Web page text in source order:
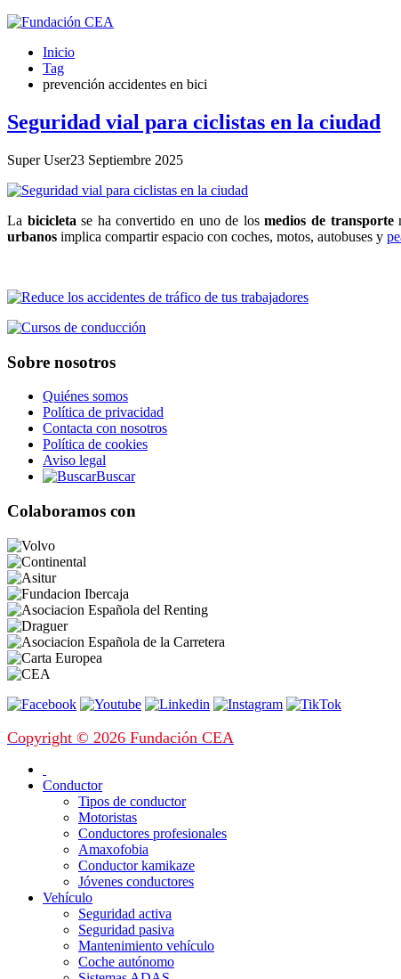
Inicio
Tag
prevención accidentes en bici
Seguridad vial para ciclistas en la ciudad
Super User23 Septiembre 2025
La bicicleta se ha convertido en uno de losmedios de transporte
urbanos implica compartir espacio con coches, motos, autobuses y
Sobre nosotros
Quiénes somos
Política de privacidad
Contacta con nosotros
Política de cookies
Aviso legal
Buscar
Colaboramos con
Copyright © 2026 Fundación CEA
Conductor
Tipos de conductor
Motoristas
Conductores profesionales
Amaxofobia
Conductor kamikaze
Jóvenes conductores
Vehículo
Seguridad activa
Seguridad pasiva
Mantenimiento vehículo
Coche autónomo